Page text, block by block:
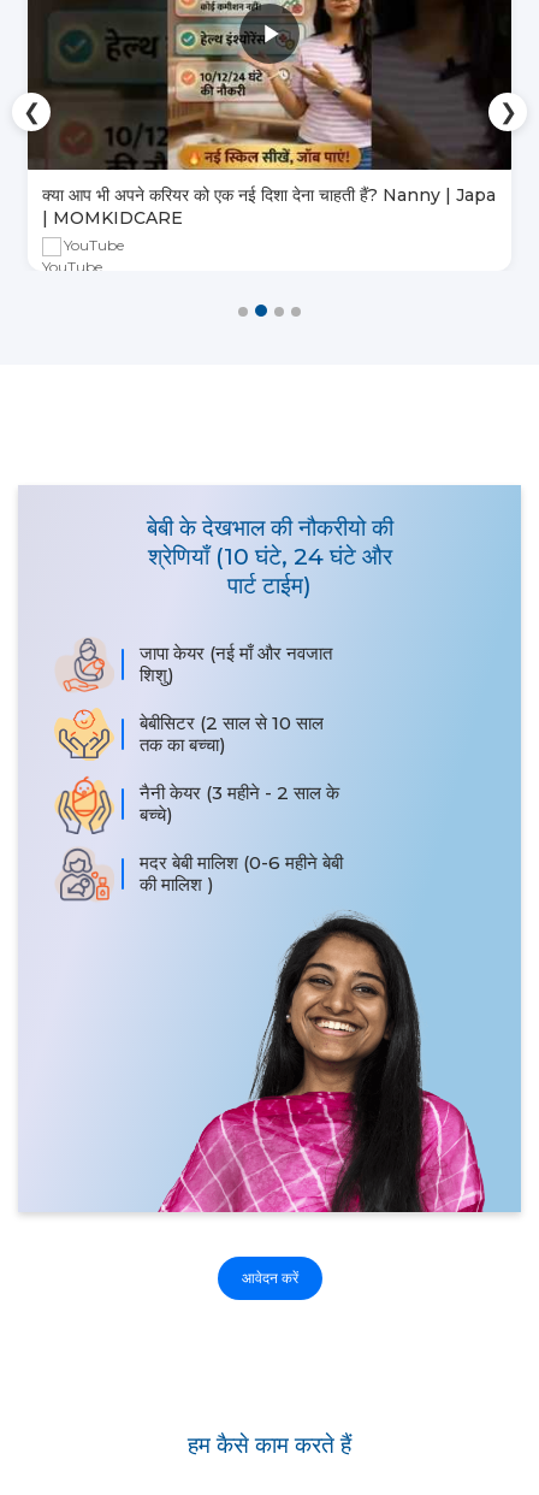
क्या आप भी अपने करियर को एक नई दिशा देना चाहती हैं? Nanny | Japa
| MOMKIDCARE
YouTube
❮ ❯
बेबी के देखभाल की नौकरीयो की
श्रेणियाँ (10 घंटे, 24 घंटे और
पार्ट टाईम)
जापा केयर (नई माँ और नवजात
शिशु)
बेबीसिटर (2 साल से 10 साल
तक का बच्चा)
नैनी केयर (3 महीने - 2 साल के
बच्चे)
मदर बेबी मालिश (0-6 महीने बेबी
की मालिश )
आवेदन करें
हम कैसे काम करते हैं